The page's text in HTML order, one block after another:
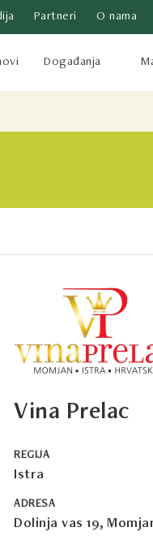
Partneri O nama
Događanja
Vina Prelac
REGIJA
Istra
ADRESA
Dolinja vas 19,